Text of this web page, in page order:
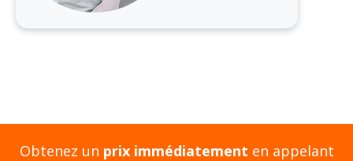
Obtenez un prix immédiatement en appelant